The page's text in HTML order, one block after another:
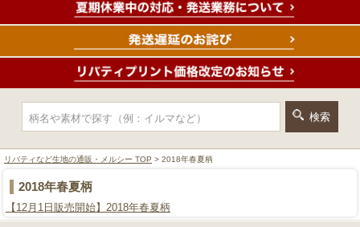
リバティなど生地の通販・メルシー TOP > 2018年春夏柄
2018年春夏柄
【12月1日販売開始】2018年春夏柄